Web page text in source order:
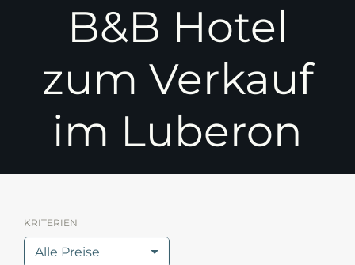
B&B Hotel
zum Verkauf
im Luberon
KRITERIEN
Alle Preise